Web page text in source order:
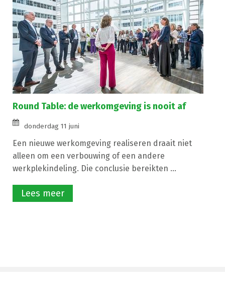
Round Table: de werkomgeving is nooit af
donderdag 11 juni
Een nieuwe werkomgeving realiseren draait niet
alleen om een verbouwing of een andere
werkplekindeling. Die conclusie bereikten ...
Lees meer